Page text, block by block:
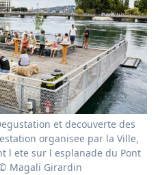
et decouverte des
organisee par la Ville,
l ete sur l esplanade du Pont
Magali Girardin